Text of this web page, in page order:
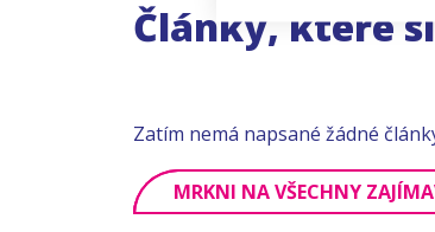
Články, které
Zatím nemá napsané žádné
MRKNI NA VŠECHNY